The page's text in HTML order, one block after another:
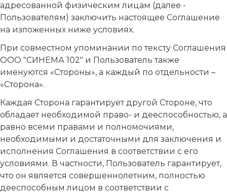
адресованной физическим лицам (далее -
Пользователям) заключить настоящее Соглашение
на изложенных ниже условиях.
При совместном упоминании по тексту Соглашения
ООО "СИНЕМА 102" и Пользователь также
именуются «Стороны», а каждый по отдельности –
«Сторона».
Каждая Сторона гарантирует другой Стороне, что
обладает необходимой право- и дееспособностью, а
равно всеми правами и полномочиями,
необходимыми и достаточными для заключения и
исполнения Соглашения в соответствии с его
условиями. В частности, Пользователь гарантирует,
что он является совершеннолетним, полностью
дееспособным лицом в соответствии с